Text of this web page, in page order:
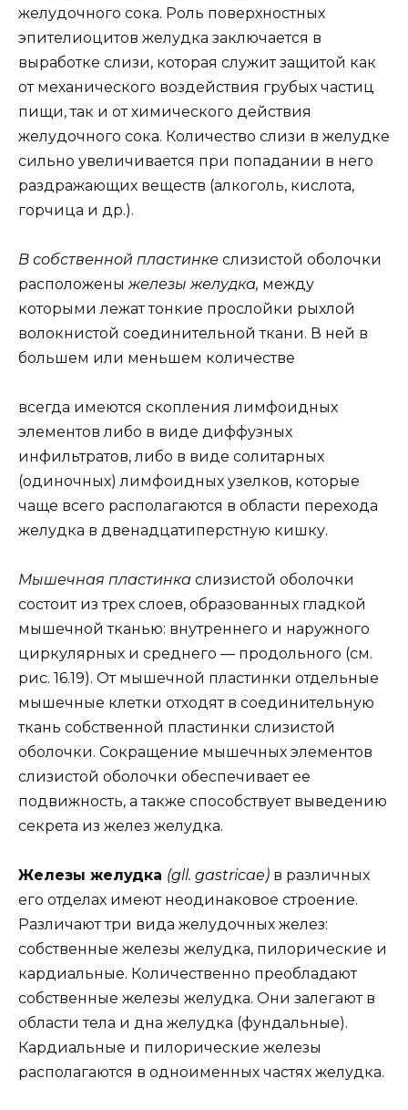
желудочного сока. Роль поверхностных
эпителиоцитов желудка заключается в
выработке слизи, которая служит защитой как
от механического воздействия грубых частиц
пищи, так и от химического действия
желудочного сока. Количество слизи в желудке
сильно увеличивается при попадании в него
раздражающих веществ (алкоголь, кислота,
горчица и др.).
В собственной пластинке слизистой оболочки
расположеныжелезы желудка, между
которыми лежат тонкие прослойки рыхлой
волокнистой соединительной ткани. В ней в
большем или меньшем количестве
всегда имеются скопления лимфоидных
элементов либо в виде диффузных
инфильтратов, либо в виде солитарных
(одиночных) лимфоидных узелков, которые
чаще всего располагаются в области перехода
желудка в двенадцатиперстную кишку.
Мышечная пластинка слизистой оболочки
состоит из трех слоев, образованных гладкой
мышечной тканью: внутреннего и наружного
циркулярных и среднего — продольного (см.
рис. 16.19). От мышечной пластинки отдельные
мышечные клетки отходят в соединительную
ткань собственной пластинки слизистой
оболочки. Сокращение мышечных элементов
слизистой оболочки обеспечивает ее
подвижность, а также способствует выведению
секрета из желез желудка.
Железы желудка (gll. gastricae) в различных
его отделах имеют неодинаковое строение.
Различают три вида желудочных желез:
собственные железы желудка, пилорические и
кардиальные. Количественно преобладают
собственные железы желудка. Они залегают в
области тела и дна желудка (фундальные).
Кардиальные и пилорические железы
располагаются в одноименных частях желудка.